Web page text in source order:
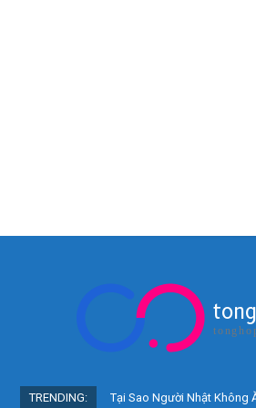
TRENDING: Tại Sao Người Nhật Không